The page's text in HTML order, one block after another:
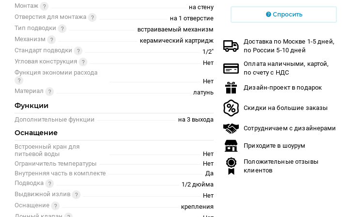
Монтаж
на стену
Отверстия для монтажа
на 1 отверстие
Тип подводки
встраиваемый механизм
Механизм
керамический картридж
Стандарт подводки
1/2"
Угловая конструкция
Нет
Функция экономии расхода
Нет
Материал
латунь
Функции
Дополнительные функции на 3 выхода
Оснащение
Встроенный кран для
питьевой воды
Нет
Ограничитель температуры
Нет
Внутренняя часть в комплекте
Да
Подводка
1/2 дюйма
Выдвижной излив
Нет
Оснащение
крепления
Спросить
Доставка по Москве 1-5 дней,
по России 5-10 дней
Оплата наличными, картой,
по счету с НДС
Дизайн-проект в подарок
Скидки на большие заказы
Сотрудничаем с дизайнерами
Приходите в шоурум
Положительные отзывы
клиентов